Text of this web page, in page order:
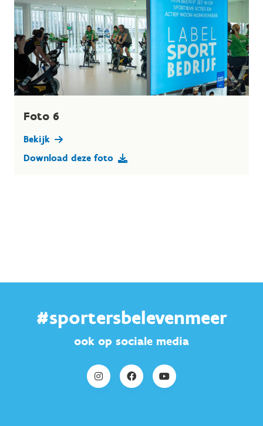
Foto 6
Bekijk
Download deze foto
#sportersbelevenmeer
ook op sociale media